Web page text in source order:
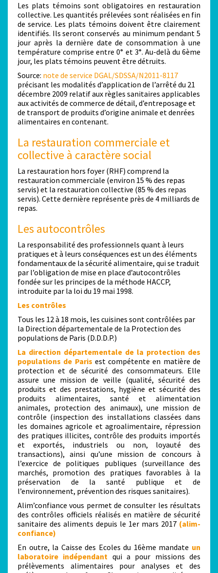
Les plats témoins sont obligatoires en restauration
collective. Les quantités prélevées sont réalisées en fin
de service. Les plats témoins doivent être clairement
identifiés. Ils seront conservés au minimum pendant 5
jour après la dernière date de consommation à une
température comprise entre 0° et 3°. Au-delà du 6ème
jour, les plats témoins peuvent être détruits.
Source: note de service DGAL/SDSSA/N2011-8117
précisant les modalités d’application de l’arrêté du 21
décembre 2009 relatif aux règles sanitaires applicables
aux activités de commerce de détail, d’entreposage et
de transport de produits d’origine animale et denrées
alimentaires en contenant.
La restauration commerciale et
collective à caractère social
La restauration hors foyer (RHF) comprend la
restauration commerciale (environ 15 % des repas
servis) et la restauration collective (85 % des repas
servis). Cette dernière représente près de 4 milliards de
repas.
Les autocontrôles
La responsabilité des professionnels quant à leurs
pratiques et à leurs conséquences est un des éléments
fondamentaux de la sécurité alimentaire, qui se traduit
par l’obligation de mise en place d’autocontrôles
fondée sur les principes de la méthode HACCP,
introduite par la loi du 19 mai 1998.
Les contrôles
Tous les 12 à 18 mois, les cuisines sont contrôlées par
la Direction départementale de la Protection des
populations de Paris (D.D.D.P.)
La direction départementale de la protection des
populations de Paris est compétente en matière de
protection et de sécurité des consommateurs. Elle
assure une mission de veille (qualité, sécurité des
produits et des prestations, hygiène et sécurité des
produits alimentaires, santé et alimentation
animales, protection des animaux), une mission de
contrôle (inspection des installations classées dans
les domaines agricole et agroalimentaire, répression
des pratiques illicites, contrôle des produits importés
et exportés, industriels ou non, loyauté des
transactions), ainsi qu’une mission de concours à
l’exercice de politiques publiques (surveillance des
marchés, promotion des pratiques favorables à la
préservation de la santé publique et de
l’environnement, prévention des risques sanitaires).
Alim’confiance vous permet de consulter les résultats
des contrôles officiels réalisés en matière de sécurité
sanitaire des aliments depuis le 1er mars 2017 (alim-
confiance)
En outre, la Caisse des Ecoles du 16ème mandate un
laboratoire indépendant qui a pour missions des
prélèvements alimentaires pour analyses et des